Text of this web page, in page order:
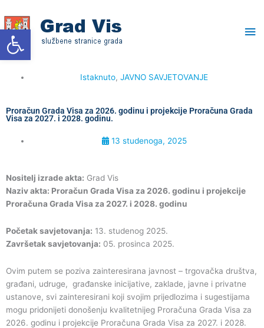
Open toolbar
to
content
Istaknuto,JAVNO SAVJETOVANJE
Proračun Grada Visa za 2026. godinu i projekcije Proračuna Grada
Visa za 2027. i 2028. godinu.
13 studenoga, 2025
Nositelj izrade akta: Grad Vis
Naziv akta: Proračun Grada Visa za 2026. godinu i projekcije
Proračuna Grada Visa za 2027. i 2028. godinu
Početak savjetovanja: 13. studenog 2025.
Završetak savjetovanja: 05. prosinca 2025.
Ovim putem se poziva zainteresirana javnost – trgovačka društva,
građani, udruge, građanske inicijative, zaklade, javne i privatne
ustanove, svi zainteresirani koji svojim prijedlozima i sugestijama
mogu pridonijeti donošenju kvalitetnijeg Proračuna Grada Visa za
2026. godinu i projekcije Proračuna Grada Visa za 2027. i 2028.